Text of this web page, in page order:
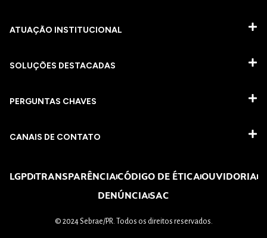
ATUAÇÃO INSTITUCIONAL
SOLUÇÕES DESTACADAS
PERGUNTAS CHAVES​
CANAIS DE CONTATO
LGPDTRANSPARÊNCIACÓDIGO DE ÉTICAOUVIDORIA
DENÚNCIASAC
© 2024 Sebrae/PR. Todos os direitos reservados.